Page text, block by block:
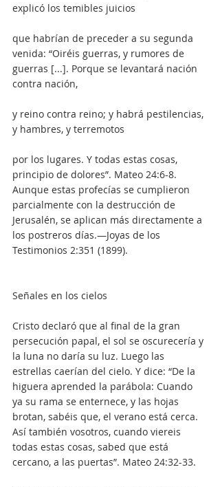
explicó los temibles juicios
que habrían de preceder a su segunda
venida: “Oiréis guerras, y rumores de
guerras [...]. Porque se levantará nación
contra nación,
y reino contra reino; y habrá pestilencias,
y hambres, y terremotos
por los lugares. Y todas estas cosas,
principio de dolores”. Mateo 24:6-8.
Aunque estas profecías se cumplieron
parcialmente con la destrucción de
Jerusalén, se aplican más directamente a
los postreros días.—Joyas de los
Testimonios 2:351 (1899).
Señales en los cielos
Cristo declaró que al final de la gran
persecución papal, el sol se oscurecería y
la luna no daría su luz. Luego las
estrellas caerían del cielo. Y dice: “De la
higuera aprended la parábola: Cuando
ya su rama se enternece, y las hojas
brotan, sabéis que, el verano está cerca.
Así también vosotros, cuando viereis
todas estas cosas, sabed que está
cercano, a las puertas”. Mateo 24:32-33.